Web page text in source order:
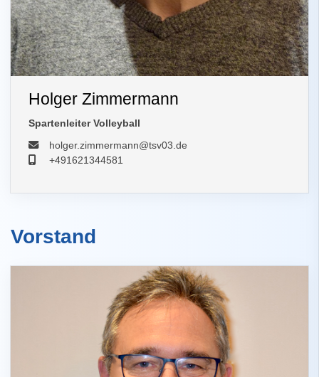
Holger Zimmermann
Spartenleiter Volleyball
holger.zimmermann@tsv03.de
+491621344581
Vorstand